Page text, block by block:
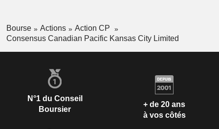
Bourse Actions
Action CP
Consensus Canadian Pacific Kansas City Limited
N°1 du Conseil
Boursier
+ de 20 ans
à vos côtés